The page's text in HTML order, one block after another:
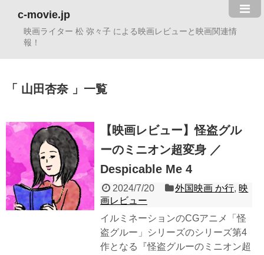
c-movie.jp
映画ライター 松 弥々子 による映画レビューと映画関連情
報！
山田杏奈 一覧
【映画レビュー】怪盗グル
ーのミニオン超変身 ／
Despicable Me 4
2024/7/20 外国映画 か行, 映
画レビュー
イルミネーションのCGアニメ「怪
盗グルー」シリーズのシリーズ第4
作となる『怪盗グルーのミニオン超